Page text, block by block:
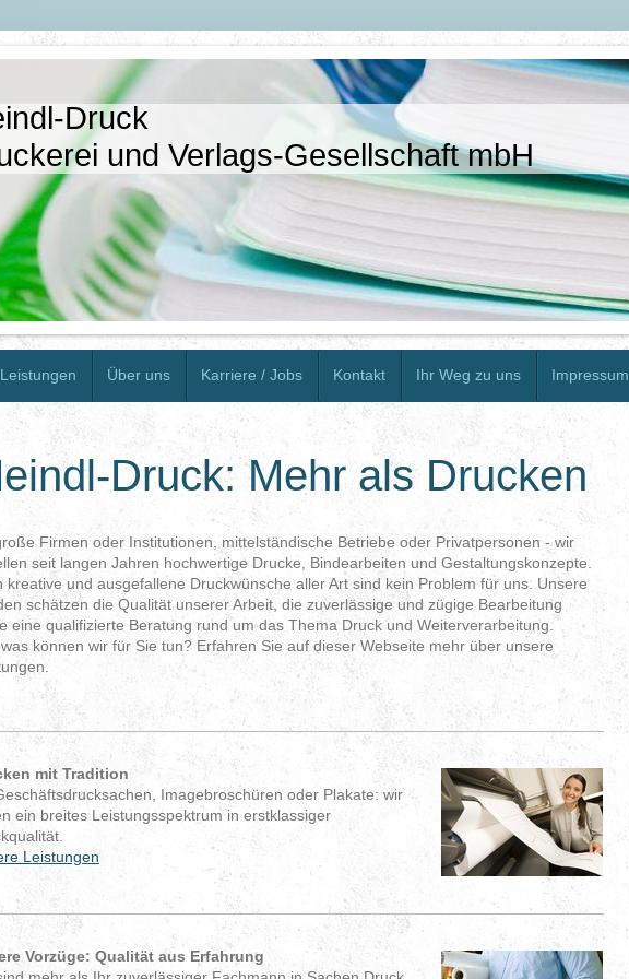
Druck
und Verlags-Gesellschaft mbH
Leistungen Über uns Karriere / Jobs Kontakt Ihr Weg zu uns Impressum
Druck: Mehr als Drucken
Firmen oder Institutionen, mittelständische Betriebe oder Privatpersonen - wir
seit langen Jahren hochwertige Drucke, Bindearbeiten und Gestaltungskonzepte.
kreative und ausgefallene Druckwünsche aller Art sind kein Problem für uns. Unsere
schätzen die Qualität unserer Arbeit, die zuverlässige und zügige Bearbeitung
eine qualifizierte Beratung rund um das Thema Druck und Weiterverarbeitung.
können wir für Sie tun? Erfahren Sie auf dieser Webseite mehr über unsere
mit Tradition
Imagebroschüren oder Plakate: wir
ein breites Leistungsspektrum in erstklassiger
Leistungen
Vorzüge: Qualität aus Erfahrung